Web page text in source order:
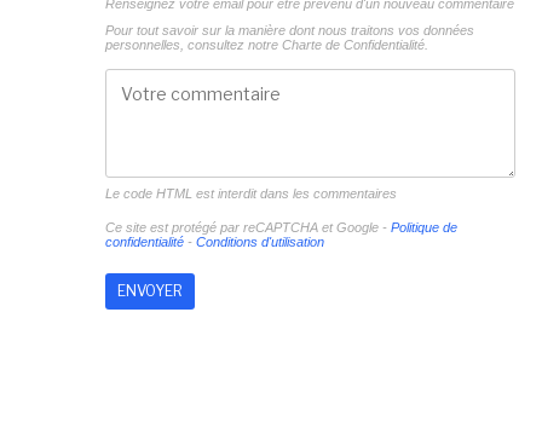
Renseignez votre email pour être prévenu d'un nouveau commentaire
Pour tout savoir sur la manière dont nous traitons vos données
personnelles, consultez notre Charte de Confidentialité.
Le code HTML est interdit dans les commentaires
Ce site est protégé par reCAPTCHA et Google - Politique de
confidentialité- Conditions d'utilisation